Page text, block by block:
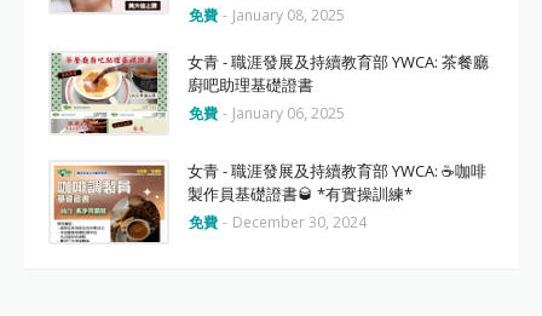
免費 - January 08, 2025
女青 - 職涯發展及持續教育部 YWCA: 茶餐廳
廚吧助理基礎證書
免費 - January 06, 2025
女青 - 職涯發展及持續教育部 YWCA: ☕️咖啡
製作員基礎證書🥃 *有實操訓練*
免費 - December 30, 2024